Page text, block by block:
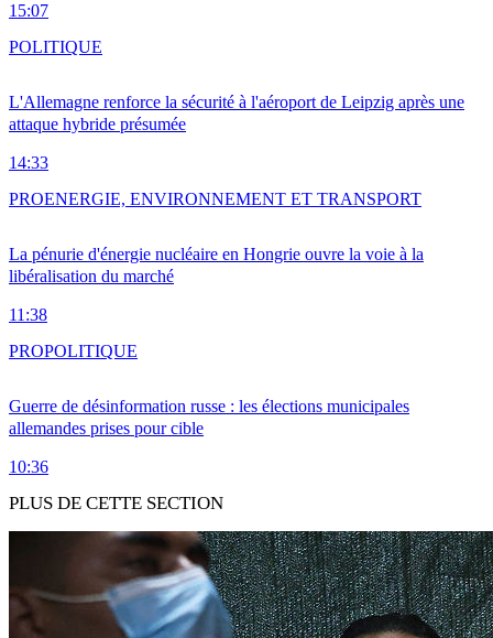
15:07
L'Allemagne renforce la sécurité à l'aéroport de Leipzig après une
attaque hybride présumée
14:33
POLITIQUE
La pénurie d'énergie nucléaire en Hongrie ouvre la voie à la
libéralisation du marché
11:38
PROENERGIE, ENVIRONNEMENT ET TRANSPORT
Guerre de désinformation russe : les élections municipales
allemandes prises pour cible
10:36
PROPOLITIQUE
PLUS DE CETTE SECTION